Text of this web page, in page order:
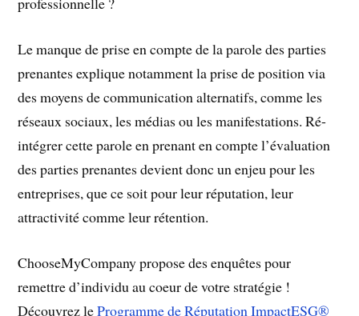
Le manque de prise en compte de la parole des parties
prenantes explique notamment la prise de position via
des moyens de communication alternatifs, comme les
réseaux sociaux, les médias ou les manifestations. Ré-
intégrer cette parole en prenant en compte l’évaluation
des parties prenantes devient donc un enjeu pour les
entreprises, que ce soit pour leur réputation, leur
attractivité comme leur rétention.
ChooseMyCompany propose des enquêtes pour
remettre d’individu au coeur de votre stratégie !
Découvrez leProgramme de Réputation ImpactESG®